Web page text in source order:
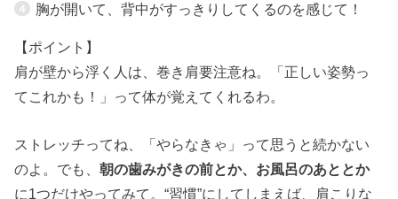
胸が開いて、背中がすっきりしてくるのを感じて！
【ポイント】
肩が壁から浮く人は、巻き肩要注意ね。「正しい姿勢っ
てこれかも！」って体が覚えてくれるわ。
ストレッチってね、「やらなきゃ」って思うと続かない
のよ。でも、朝の歯みがきの前とか、お風呂のあととか
に1つだけやってみて。“習慣”にしてしまえば、肩こりな